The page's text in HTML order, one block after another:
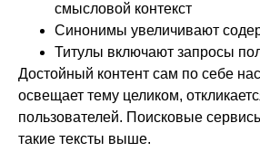
смысловой контекст
Синонимы увеличивают
Титулы включают запросы
Достойный контент сам по себе
освещает тему целиком,
пользователей. Поисковые
такие тексты выше.